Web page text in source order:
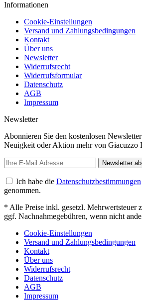
Informationen
Cookie-Einstellungen
Versand und Zahlungsbedingungen
Kontakt
Über uns
Newsletter
Widerrufsrecht
Widerrufsformular
Datenschutz
AGB
Impressum
Newsletter
Abonnieren Sie den kostenlosen
Neuigkeit oder Aktion mehr von Giacuzzo
Newsletter
Ich habe die Datenschutzbestimmungen
genommen.
* Alle Preise inkl. gesetzl. Mehrwertsteuer
ggf. Nachnahmegebühren, wenn nicht
Cookie-Einstellungen
Versand und Zahlungsbedingungen
Kontakt
Über uns
Widerrufsrecht
Datenschutz
AGB
Impressum